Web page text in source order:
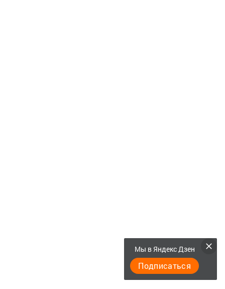
Мы в Яндекс Дзен
Подписаться